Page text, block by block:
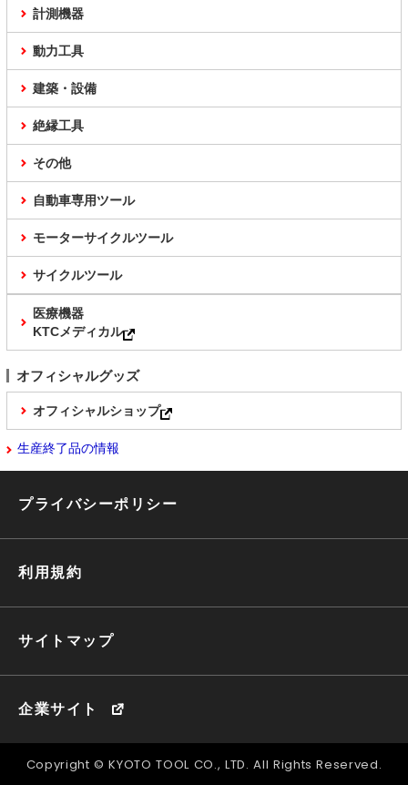
計測機器
動力工具
建築・設備
絶縁工具
その他
自動車専用ツール
モーターサイクルツール
サイクルツール
医療機器
KTCメディカル
オフィシャルグッズ
オフィシャルショップ
生産終了品の情報
プライバシーポリシー
利用規約
サイトマップ
企業サイト
Copyright © KYOTO TOOL CO., LTD. All Rights Reserved.